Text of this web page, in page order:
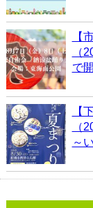
【
（
で
【
（
～